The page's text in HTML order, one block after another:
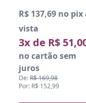
R$ 137,69 no pix
vista
3x de R$
no cartão sem
juros
De:R$ 169,98
Por: R$ 152,99